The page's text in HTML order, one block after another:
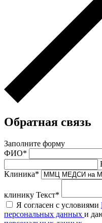
Обратная связь
Заполните форму
ФИО*
Клиника*
клинику Текст*
Я согласен с условиями
персональных данных и